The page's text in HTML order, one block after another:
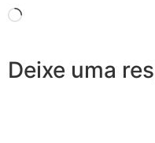
Deixe uma